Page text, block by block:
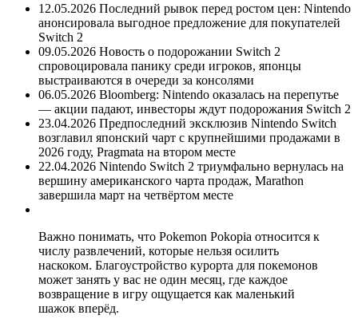
12.05.2026 Последний рывок перед ростом цен: Nintendo
анонсировала выгодное предложение для покупателей
Switch 2
09.05.2026 Новость о подорожании Switch 2
спровоцировала панику среди игроков, японцы
выстраиваются в очереди за консолями
06.05.2026 Bloomberg: Nintendo оказалась на перепутье
— акции падают, инвесторы ждут подорожания Switch 2
23.04.2026 Предпоследний эксклюзив Nintendo Switch
возглавил японский чарт с крупнейшими продажами в
2026 году, Pragmata на втором месте
22.04.2026 Nintendo Switch 2 триумфально вернулась на
вершину американского чарта продаж, Marathon
завершила март на четвёртом месте
Важно понимать, что Pokemon Pokopia относится к
числу развлечений, которые нельзя осилить
наскоком. Благоустройство курорта для покемонов
может занять у вас не один месяц, где каждое
возвращение в игру ощущается как маленький
шажок вперёд.